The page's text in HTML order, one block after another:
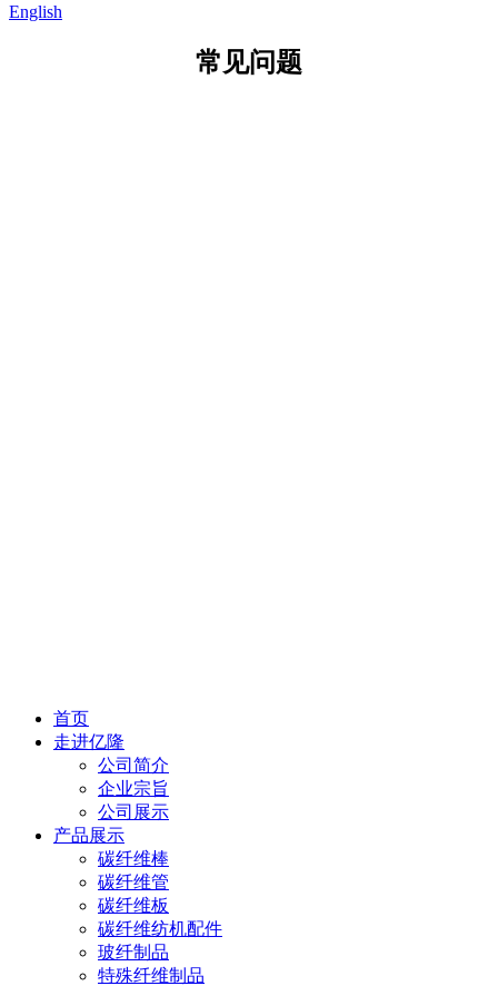
English
常见问题
首页
走进亿隆
公司简介
企业宗旨
公司展示
产品展示
碳纤维棒
碳纤维管
碳纤维板
碳纤维纺机配件
玻纤制品
特殊纤维制品